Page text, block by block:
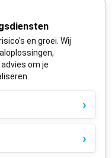
en groei. Wij
om je